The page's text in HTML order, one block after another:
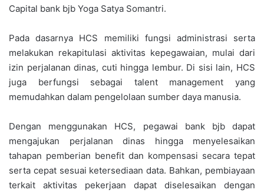
Capital bank bjb Yoga Satya Somantri.
Pada dasarnya HCS memiliki fungsi administrasi serta
melakukan rekapitulasi aktivitas kepegawaian, mulai dari
izin perjalanan dinas, cuti hingga lembur. Di sisi lain, HCS
juga berfungsi sebagai talent management yang
memudahkan dalam pengelolaan sumber daya manusia.
Dengan menggunakan HCS, pegawai bank bjb dapat
mengajukan perjalanan dinas hingga menyelesaikan
tahapan pemberian benefit dan kompensasi secara tepat
serta cepat sesuai ketersediaan data. Bahkan, pembiayaan
terkait aktivitas pekerjaan dapat diselesaikan dengan